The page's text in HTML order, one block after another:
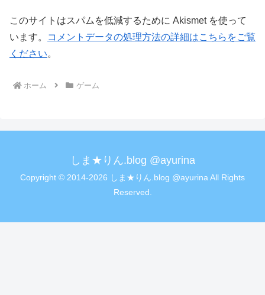
このサイトはスパムを低減するために Akismet を使って
います。
コメントデータの処理方法の詳細はこちらをご覧
ください。
ホーム ゲーム
しま★りん.blog @ayurina
Copyright © 2014-2026 しま★りん.blog @ayurina All Rights
Reserved.